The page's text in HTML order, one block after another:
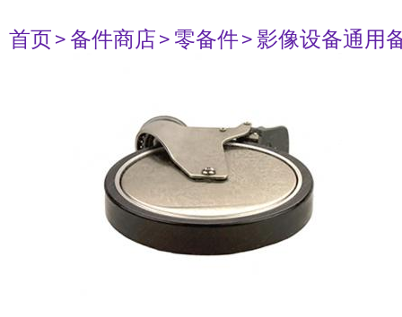
首页> 备件商店> 零备件> 影像设备通用